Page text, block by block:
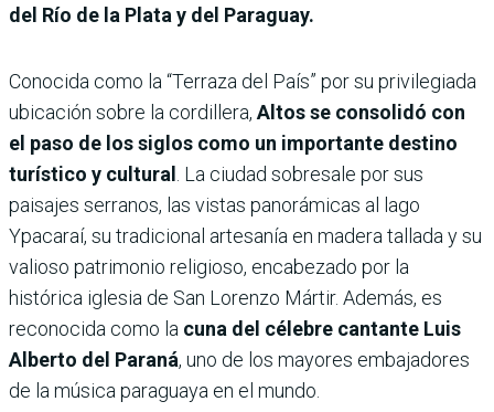
del Río de la Plata y del Paraguay.
Conocida como la “Terraza del País” por su privilegiada
ubicación sobre la cordillera, Altos se consolidó con
el paso de los siglos como un importante destino
turístico y cultural . La ciudad sobresale por sus
paisajes serranos, las vistas panorámicas al lago
Ypacaraí, su tradicional artesanía en madera tallada y su
valioso patrimonio religioso, encabezado por la
histórica iglesia de San Lorenzo Mártir. Además, es
reconocida como la cuna del célebre cantante Luis
Alberto del Paraná, uno de los mayores embajadores
de la música paraguaya en el mundo.